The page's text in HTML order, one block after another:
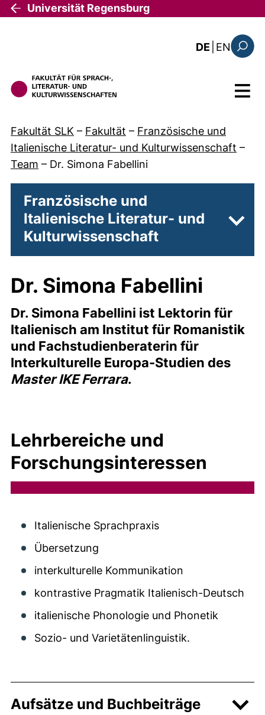
Direkt zum Inhalt
Universität Regensburg
DE EN: this
Menü
Fakultät SLK – Fakultät – Französische und
Italienische Literatur- und Kulturwissenschaft –
Team – Dr. Simona Fabellini
Französische und
Italienische Literatur- und
Kulturwissenschaft
Dr. Simona Fabellini
Dr. Simona Fabellini ist Lektorin für
Italienisch am Institut für Romanistik
und Fachstudienberaterin für
Interkulturelle Europa-Studien des
Master IKE Ferrara.
Lehrbereiche und
Forschungsinteressen
Italienische Sprachpraxis
Übersetzung
interkulturelle Kommunikation
kontrastive Pragmatik Italienisch-Deutsch
italienische Phonologie und Phonetik
Sozio- und Varietätenlinguistik.
Aufsätze und Buchbeiträge